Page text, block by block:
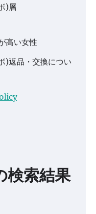
)層
高い女性
)返品・交換につい
検索結果